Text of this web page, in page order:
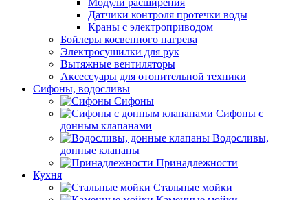
Модули расширения
Датчики контроля протечки воды
Краны с электроприводом
Бойлеры косвенного нагрева
Электросушилки для рук
Вытяжные вентиляторы
Аксессуары для отопительной техники
Сифоны, водосливы
Сифоны
Сифоны с
донным клапанами
Водосливы,
донные клапаны
Принадлежности
Кухня
Стальные мойки